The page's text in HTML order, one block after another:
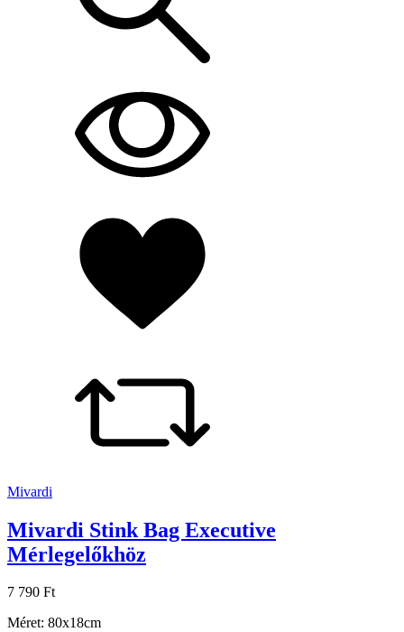
Mivardi
Mivardi Stink Bag Executive
Mérlegelőkhöz
7 790 Ft
Méret: 80x18cm